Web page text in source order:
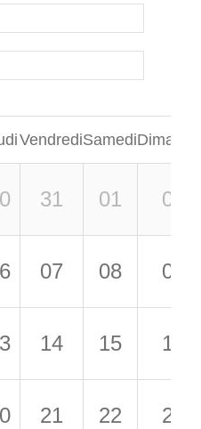
VendrediSamedi
31 01 02
07 08 09
14 15 16
21 22 23